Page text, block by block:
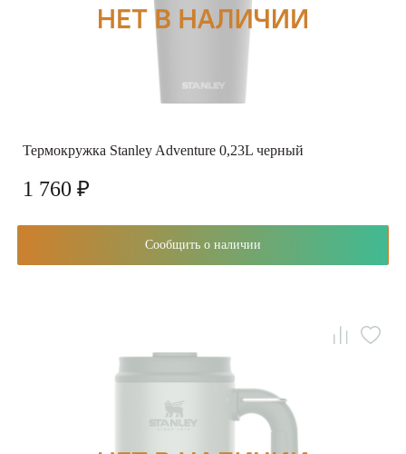
Термокружка Stanley Adventure 0,23L черный
1 760 ₽
Сообщить о наличии